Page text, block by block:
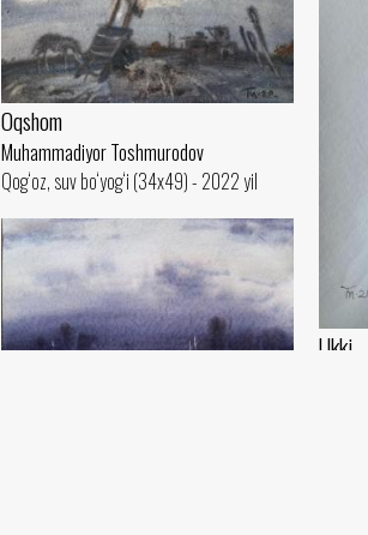
Oqshom
Muhammadiyor Toshmurodov
Qog‘oz, suv bo‘yog‘i (34x49) - 2022 yil
Ukki